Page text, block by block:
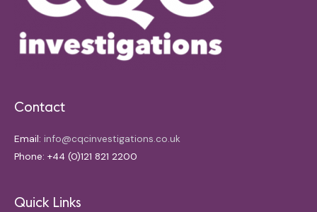
Contact
Email: info@cqcinvestigations.co.uk
Phone: +44 (0)121 821 2200
Quick Links